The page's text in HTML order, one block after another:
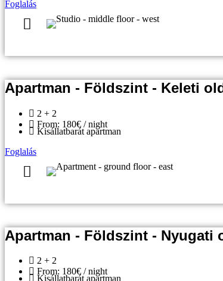
Foglalás
Apartman - Földszint - Keleti
2 + 2
From: 180€ / night
Kisállatbarát apartman
Foglalás
Apartman - Földszint - Nyugati
2 + 2
From: 180€ / night
Kisállatbarát apartman